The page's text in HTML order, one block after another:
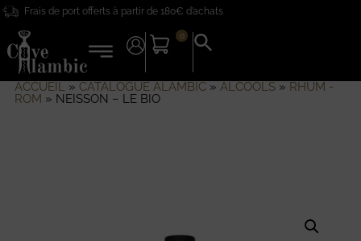
Frais de port offerts à partir de 180€ d’achats
0
Search
for:
ACCUEIL» CATALOGUE ALAMBIC» ALCOOLS» RHUM -
ROM » NEISSON – LE BIO